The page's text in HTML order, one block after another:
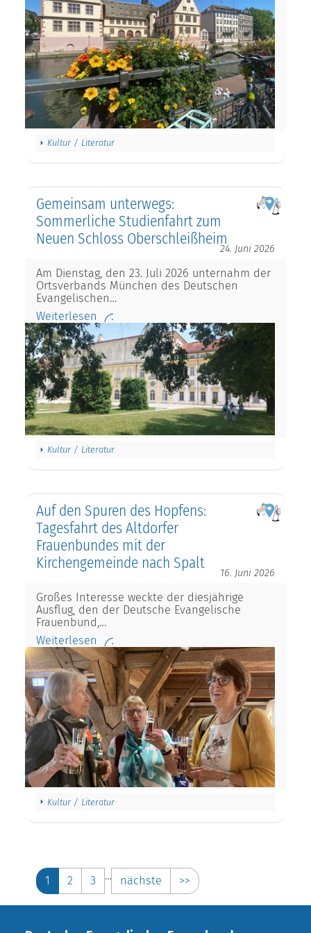
Kultur / Literatur
Gemeinsam unterwegs:
Sommerliche Studienfahrt zum
Neuen Schloss Oberschleißheim
24. Juni 2026
Am Dienstag, den 23. Juli 2026 unternahm der
Ortsverbands München des Deutschen
Evangelischen…
Weiterlesen
Kultur / Literatur
Auf den Spuren des Hopfens:
Tagesfahrt des Altdorfer
Frauenbundes mit der
Kirchengemeinde nach Spalt
16. Juni 2026
Großes Interesse weckte der diesjährige
Ausflug, den der Deutsche Evangelische
Frauenbund,…
Weiterlesen
Kultur / Literatur
1 2 3 … nächste >>